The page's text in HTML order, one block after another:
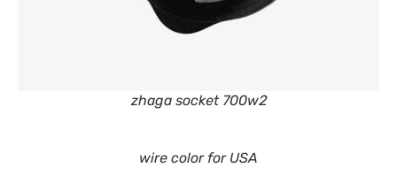
zhaga socket 700w2
wire color for USA